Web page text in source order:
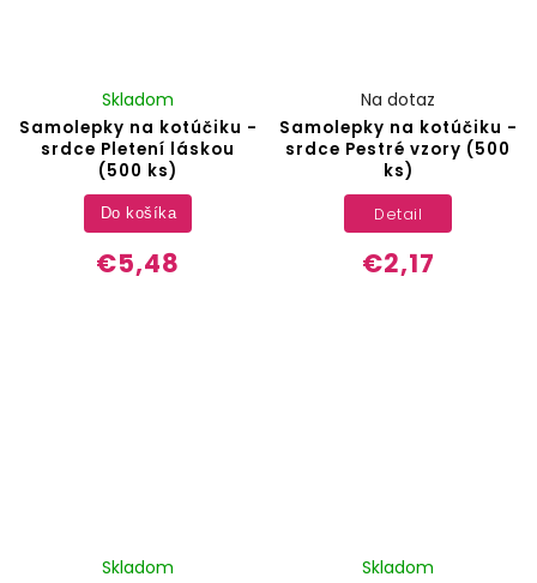
Samolepky na kotúčiku -
srdce Pletení láskou
(500 ks)
Skladom
€5,48
Do košíka
Samolepky na kotúčiku -
srdce Pestré vzory (500
ks)
Na dotaz
€2,17
Detail
Skladom Skladom